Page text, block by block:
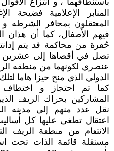
باستنطاقهما ، و انتزاع
المنابر الإعلامية فضيحة
المعتقلون بمخافر الشرطة و
فيهم الأطفال، كما أن هذان
حُفرة من محاكمة قد يتم
تصل في أقصاها إلى عشرين
عنصري لكونهما من منطقة
الدولي الذي منح حيزا هاما
كما تم احتجاز و
نقل عدد منهم إلى مدينة
اعتقال تطغى عليها كل
الانتقام من منطقة الريف
مستقلة قائمة الذات تحت